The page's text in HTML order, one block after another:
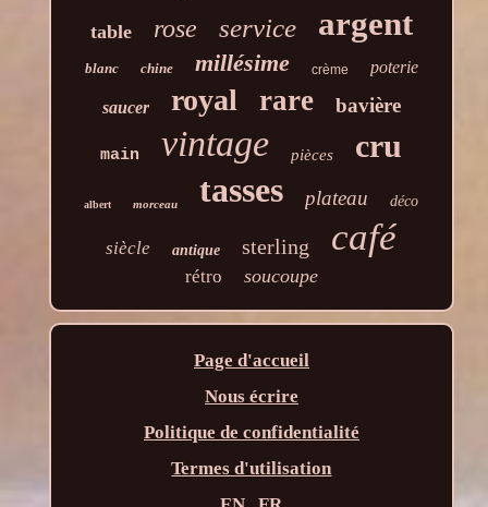
table rose service argent
blanc chine millésime crème poterie
saucer royal rare bavière
main vintage pièces cru
albert morceau tasses plateau déco
siècle antique sterling café
rétro soucoupe
Page d'accueil
Nous écrire
Politique de confidentialité
Termes d'utilisation